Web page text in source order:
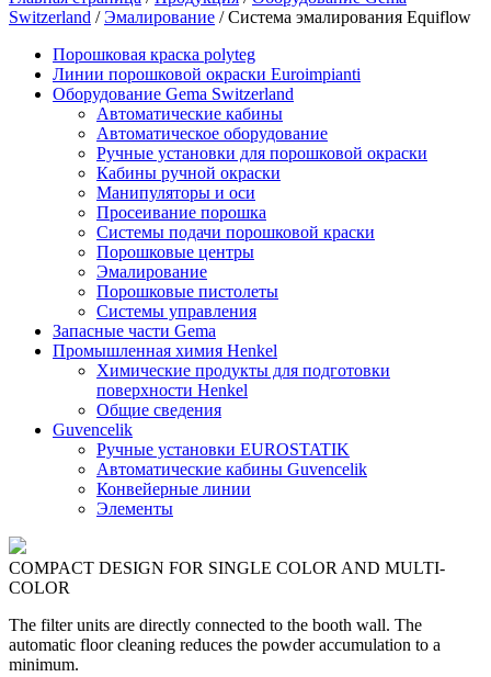
Switzerland /Эмалирование /Система эмалирования Equiflow
Порошковая краска polyteg
Линии порошковой окраски Euroimpianti
Оборудование Gema Switzerland
Автоматические кабины
Автоматическое оборудование
Ручные установки для порошковой окраски
Кабины ручной окраски
Манипуляторы и оси
Просеивание порошка
Системы подачи порошковой краски
Порошковые центры
Эмалирование
Порошковые пистолеты
Системы управления
Запасные части Gema
Промышленная химия Henkel
Химические продукты для подготовки
поверхности Henkel
Общие сведения
Guvencelik
Ручные установки EUROSTATIK
Автоматические кабины Guvencelik
Конвейерные линии
Элементы
COMPACT DESIGN FOR SINGLE COLOR AND MULTI-
COLOR
The filter units are directly connected to the booth wall. The
automatic floor cleaning reduces the powder accumulation to a
minimum.